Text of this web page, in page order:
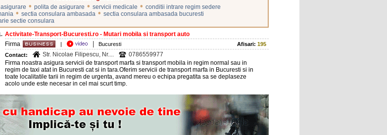
• polita de asigurare • servicii medicale • conditii intrare regim sedere
• sectia consulara ambasada • sectia consulara ambasada bucuresti
sectie consulara
Activitate-Transport-Bucuresti.ro - Mutari mobila si transport auto
Firma
| Bucuresti Afisari: 195
Contact:
Str. Nicolae Filipescu, Nr....
0786559977
Firma noastra asigura servicii de transport marfa si transport mobila in regim normal sau in
regim de taxi atat in Bucuresti cat si in tara.Oferim servicii de transport marfa in Bucuresti si in
toate localitatile tarii in regim de urgenta, avand mereu o echipa pregatita sa se deplaseze
acolo unde este necesar in cel mai scurt timp.